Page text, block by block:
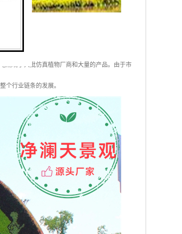
涌现了大批仿真植物厂商和大量的产品。由于市
个行业链条的发展。